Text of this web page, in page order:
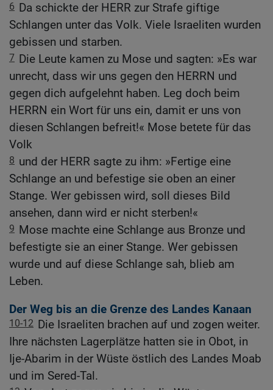
6 Da schickte der HERR zur Strafe giftige
Schlangen unter das Volk. Viele Israeliten wurden
gebissen und starben.
7 Die Leute kamen zu Mose und sagten: »Es war
unrecht, dass wir uns gegen den HERRN und
gegen dich aufgelehnt haben. Leg doch beim
HERRN ein Wort für uns ein, damit er uns von
diesen Schlangen befreit!« Mose betete für das
Volk
8 und der HERR sagte zu ihm: »Fertige eine
Schlange an und befestige sie oben an einer
Stange. Wer gebissen wird, soll dieses Bild
ansehen, dann wird er nicht sterben!«
9 Mose machte eine Schlange aus Bronze und
befestigte sie an einer Stange. Wer gebissen
wurde und auf diese Schlange sah, blieb am
Leben.
Der Weg bis an die Grenze des Landes Kanaan
10-12 Die Israeliten brachen auf und zogen weiter.
Ihre nächsten Lagerplätze hatten sie in Obot, in
Ije-Abarim in der Wüste östlich des Landes Moab
und im Sered-Tal.